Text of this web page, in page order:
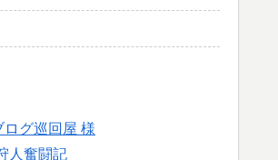
ログ巡回屋 様
人奮闘記